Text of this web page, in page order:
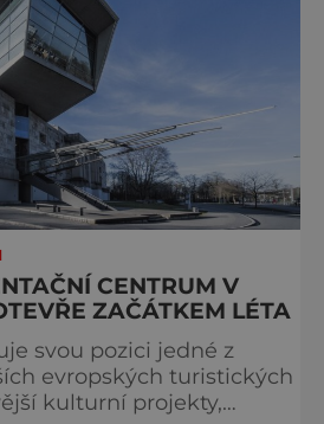
CENTRUM V
ZAČÁTKEM LÉTA
svou pozici jedné z
evropských turistických
kulturní projekty,